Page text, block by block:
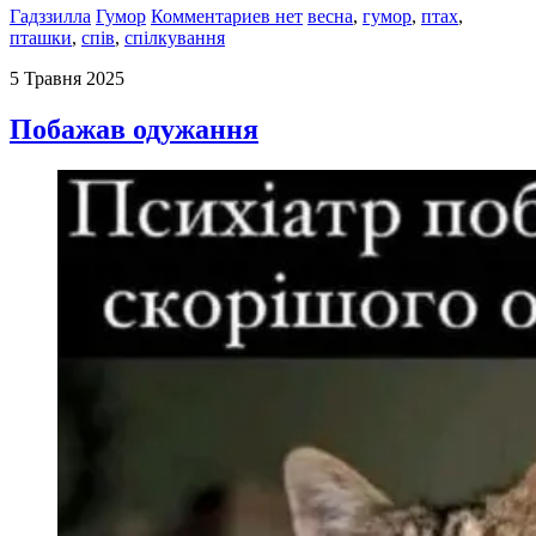
Гадззилла Гумор Комментариев нет весна, гумор, птах,
пташки, спів, спілкування
5 Травня 2025
Побажав одужання